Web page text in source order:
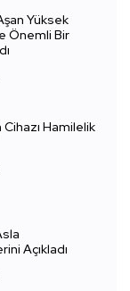
Yüksek
Önemli Bir
Hamilelik
Açıkladı